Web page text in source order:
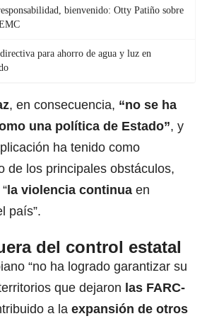
bienvenido: Otty Patiño sobre
para ahorro de agua y luz en
, en consecuencia, “no se ha
una política de Estado”, y
ha tenido como
de los principales obstáculos,
la violencia continua en
país”.
del control estatal
“no ha logrado garantizar su
que dejaron las FARC-
a la expansión de otros